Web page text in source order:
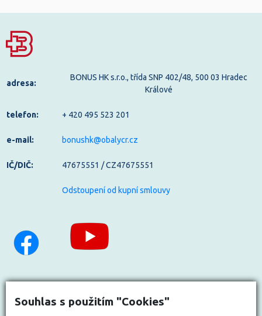
Souhlas s použitím "Cookies"
adresa:
BONUS HK s.r.o., třída SNP 402/48, 500 03 Hradec
Králové
telefon: + 420 495 523 201
e-mail: bonushk@obalycr.cz
IČ/DIČ: 47675551 / CZ47675551
Odstoupení od kupní smlouvy